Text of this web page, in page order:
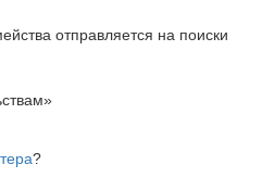
отправляется на поиски
?